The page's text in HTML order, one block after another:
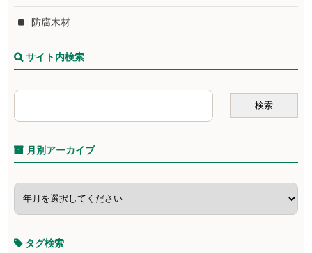
防腐木材
サイト内検索
月別アーカイブ
タグ検索